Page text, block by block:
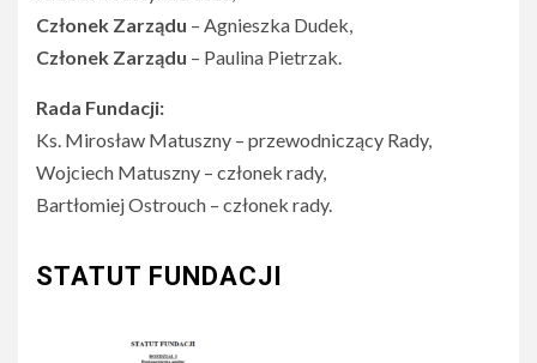
Członek Zarządu – Agnieszka Dudek,
Członek Zarządu – Paulina Pietrzak.
Rada Fundacji:
Ks. Mirosław Matuszny – przewodniczący Rady,
Wojciech Matuszny – członek rady,
Bartłomiej Ostrouch – członek rady.
STATUT FUNDACJI